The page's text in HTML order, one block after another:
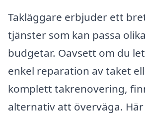
Takläggare erbjuder ett
tjänster som kan passa
budgetar. Oavsett om du
enkel reparation av taket
komplett takrenovering,
alternativ att överväga.